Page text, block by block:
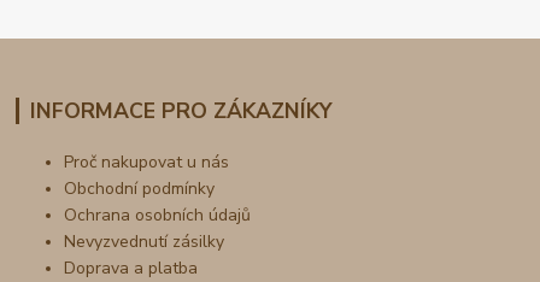
INFORMACE PRO ZÁKAZNÍKY
Proč nakupovat u nás
Obchodní podmínky
Ochrana osobních údajů
Nevyzvednutí zásilky
Doprava a platba